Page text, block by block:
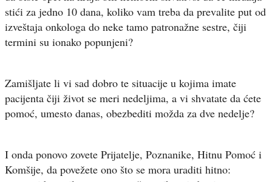
stići za jedno 10 dana, koliko vam treba da prevalite put od
izveštaja onkologa do neke tamo patronažne sestre, čiji
termini su ionako popunjeni?
Zamišljate li vi sad dobro te situacije u kojima imate
pacijenta čiji život se meri nedeljima, a vi shvatate da ćete
pomoć, umesto danas, obezbediti možda za dve nedelje?
I onda ponovo zovete Prijatelje, Poznanike, Hitnu Pomoć i
Komšije, da povežete ono što se mora uraditi hitno: